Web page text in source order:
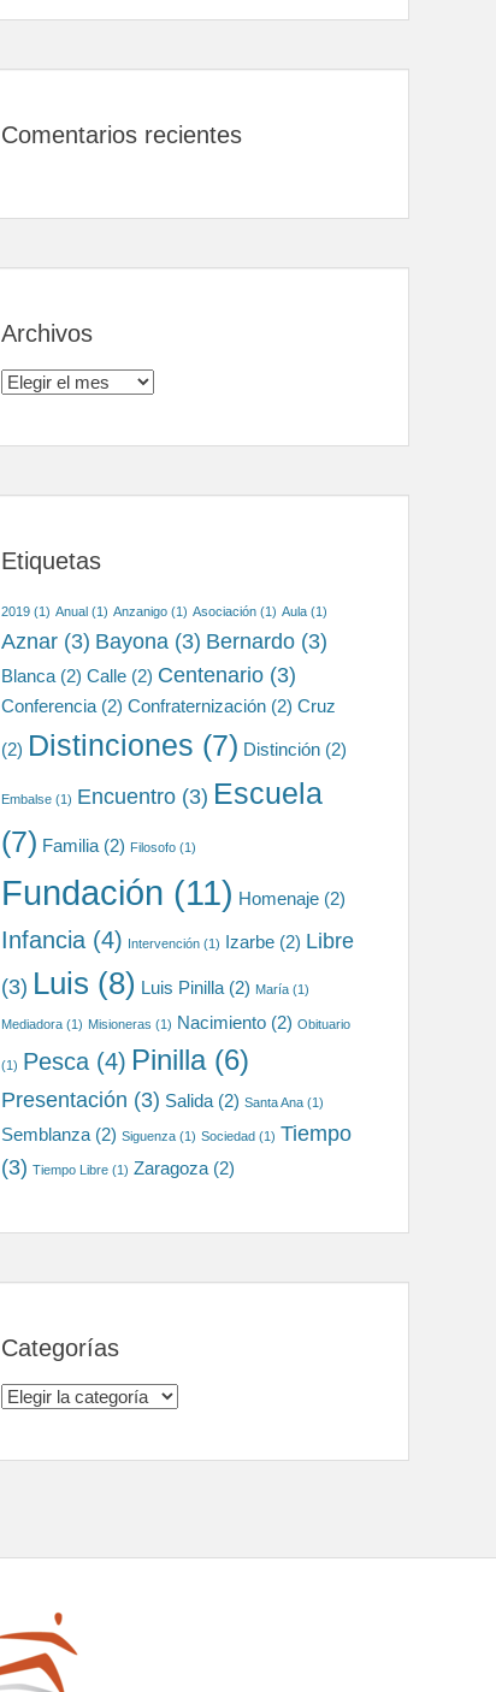
Comentarios recientes
Archivos
Archivos
Etiquetas
2019 (1) Anual (1) Anzanigo (1) Asociación (1) Aula (1)
Aznar (3) Bayona (3) Bernardo (3)
Blanca (2) Calle (2) Centenario (3)
Conferencia (2) Confraternización (2) Cruz
(2) Distinciones (7) Distinción (2)
Embalse (1) Encuentro (3) Escuela
(7) Familia (2) Filosofo (1)
Fundación (11) Homenaje (2)
Infancia (4) Intervención (1) Izarbe (2) Libre
(3) Luis (8) Luis Pinilla (2) María (1)
Mediadora (1) Misioneras (1) Nacimiento (2) Obituario
(1) Pesca (4) Pinilla(6)
Presentación (3) Salida (2) Santa Ana (1)
Semblanza (2) Siguenza (1) Sociedad (1) Tiempo
(3) Tiempo Libre (1) Zaragoza (2)
Categorías
Categorías